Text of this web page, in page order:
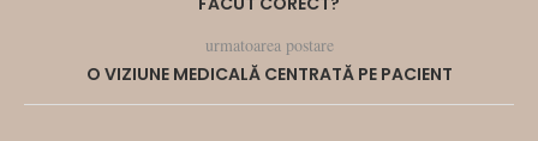
urmatoarea postare
O VIZIUNE MEDICALĂ CENTRATĂ PE PACIENT